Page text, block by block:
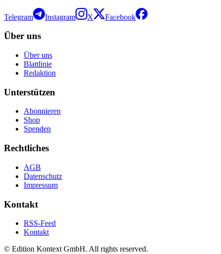
Telegram Instagram X Facebook
Über uns
Über uns
Blattlinie
Redaktion
Unterstützen
Abonnieren
Shop
Spenden
Rechtliches
AGB
Datenschutz
Impressum
Kontakt
RSS-Feed
Kontakt
© Edition Kontext GmbH. All rights reserved.